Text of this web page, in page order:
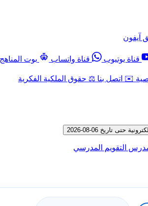
آيفون
قناة يوتيوب قناة واتساب
بوت المناهج
✉️ اتصل بنا ⚖️ حقوق الملكية الفكرية
تاريخ 06-08-2026
التقويم المدرسي